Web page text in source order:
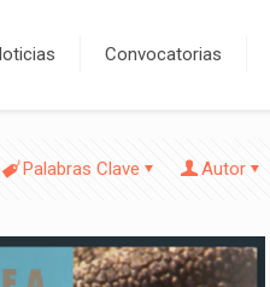
Convocatorias
Palabras Clave Autor